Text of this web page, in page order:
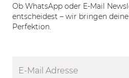
Ob WhatsApp oder E-Mail
entscheidest – wir bringen
Perfektion.